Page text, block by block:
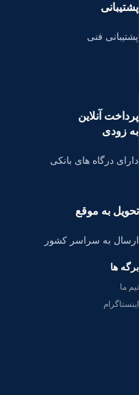
پشتیبانی
پشتیبانی فنی
پرداخت آنلاین
به زودی
دارای درگاه های بانکی
تحویل به موقع
ارسال به سراسر کشور
برگه ها
تیم ما
اینستاگرام